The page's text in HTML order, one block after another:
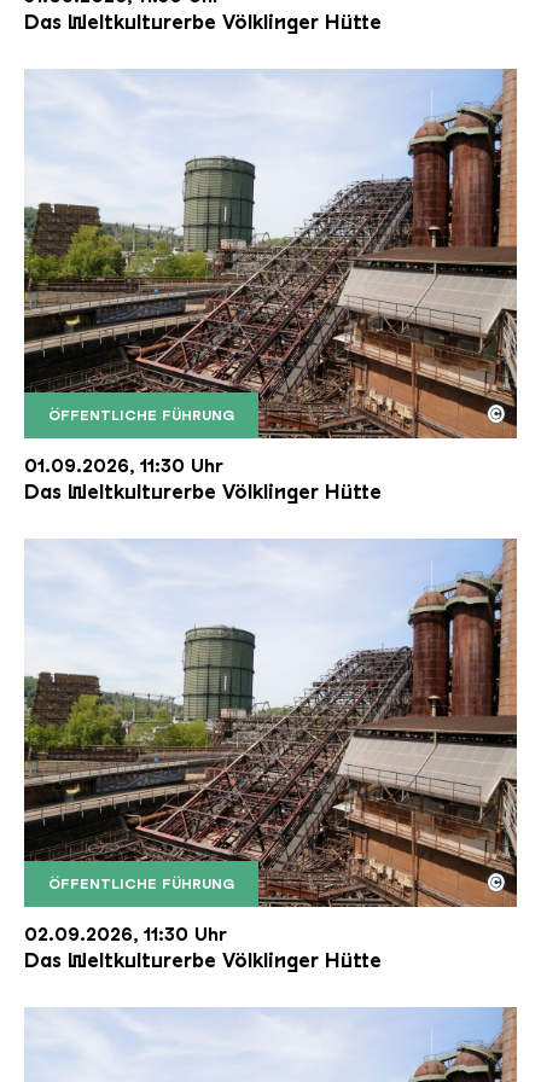
Das Weltkulturerbe Völklinger Hütte
ÖFFENTLICHE FÜHRUNG
Der Erzschrägaufzug der Völklinger Hütte mit
Copyright: Weltkulturerbe Völklinger Hütte | Karl
©
01.09.2026, 11:30 Uhr
Das Weltkulturerbe Völklinger Hütte
ÖFFENTLICHE FÜHRUNG
Der Erzschrägaufzug der Völklinger Hütte mit
Copyright: Weltkulturerbe Völklinger Hütte | Karl
©
02.09.2026, 11:30 Uhr
Das Weltkulturerbe Völklinger Hütte